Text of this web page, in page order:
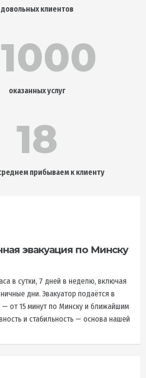
довольных клиентов
оказанных услуг
18
прибываем к клиенту
эвакуация по Минску
в сутки, 7 дней в неделю, включая
дни. Эвакуатор подаётся в
— от 15 минут по Минску и ближайшим
и стабильность — основа нашей